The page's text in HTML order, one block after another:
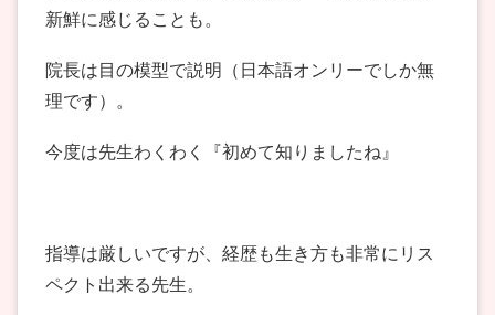
新鮮に感じることも。
院長は目の模型で説明（日本語オンリーでしか無
理です）。
今度は先生わくわく『初めて知りましたね』
指導は厳しいですが、経歴も生き方も非常にリス
ペクト出来る先生。